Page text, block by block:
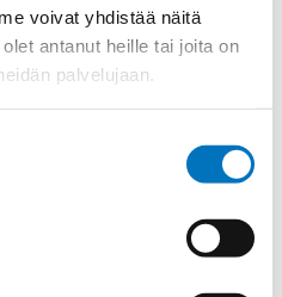
voivat yhdistää näitä
antanut heille tai joita on
palvelujaan.
'-20°C to +85°C
IP 68 – 10 bar
33
I Div 2 Groups A;Class II Div 1
E ;II 1D Ex ta IIIC Da;II 2G Ex eb
IIC Gb